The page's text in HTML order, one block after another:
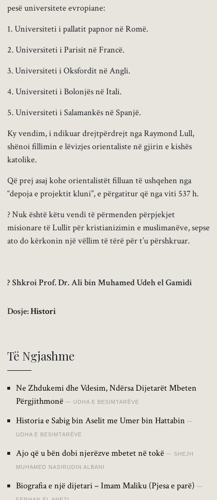
pesë universitete evropiane:
1. Universiteti i pallatit papnor në Romë.
2. Universiteti i Parisit në Francë.
3. Universiteti i Oksfordit në Angli.
4. Universiteti i Bolonjës në Itali.
5. Universiteti i Salamankës në Spanjë.
Ky vendim, i ndikuar drejtpërdrejt nga Raymond Lull,
shënoi fillimin e lëvizjes orientaliste në gjirin e kishës
katolike.
Që prej asaj kohe orientalistët filluan të ushqehen nga
“depoja e projektit kluni”, e përgatitur që nga viti 537 h.
? Nuk është këtu vendi të përmenden përpjekjet
misionare të Lullit për kristianizimin e muslimanëve, sepse
ato do kërkonin një vëllim të tërë për t’u përshkruar.
? Shkroi Prof. Dr. Ali bin Muhamed Udeh el Gamidi
Dosje:Histori
Të Ngjashme
Ne Zhdukemi dhe Vdesim, Ndërsa Dijetarët Mbeten
Përgjithmonë
UDHA E BESIMTARËVE
Historia e Sabig bin Aselit me Umer bin Hattabin
UDHA E BESIMTARËVE
Ajo që u bën dobi njerëzve mbetet në tokë SHEJH
MUHAMED NASIRUDIN ALBANI
Biografia e një dijetari – Imam Maliku (Pjesa e parë)